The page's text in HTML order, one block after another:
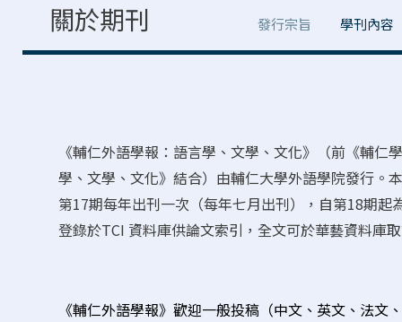
關於期刊 發行宗旨 學刊內容
《輔仁外語學報：語言學、文學、文化》（前《輔
學、文學、文化》結合）由輔仁大學外語學院發行。
第17期每年出刊一次（每年七月出刊），自第18期
登錄於TCI 資料庫供論文索引，全文可於華藝資料庫
《輔仁外語學報》歡迎一般投稿（中文、英文、法文